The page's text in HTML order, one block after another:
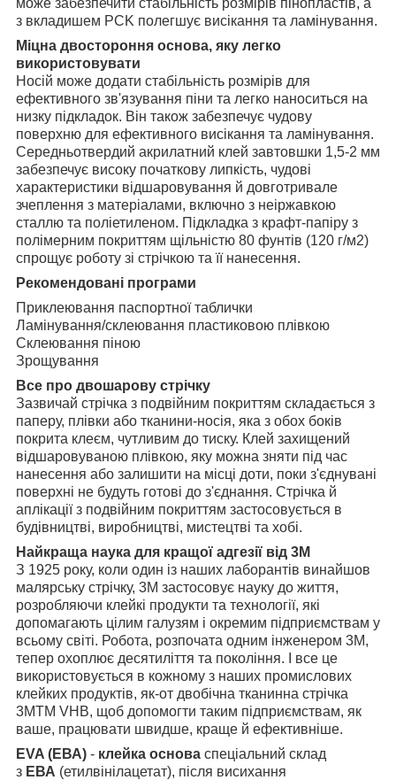
з вкладишем PCK полегшує висікання та ламінування.
Міцна двостороння основа, яку легко
використовувати
Носій може додати стабільність розмірів для
ефективного зв'язування піни та легко наноситься на
низку підкладок. Він також забезпечує чудову
поверхню для ефективного висікання та ламінування.
Середньотвердий акрилатний клей завтовшки 1,5-2 мм
забезпечує високу початкову липкість, чудові
характеристики відшаровування й довготривале
зчеплення з матеріалами, включно з неіржавкою
сталлю та поліетиленом. Підкладка з крафт-папіру з
полімерним покриттям щільністю 80 фунтів (120 г/м2)
спрощує роботу зі стрічкою та її нанесення.
Рекомендовані програми
Приклеювання паспортної таблички
Ламінування/склеювання пластиковою плівкою
Склеювання піною
Зрощування
Все про двошарову стрічку
Зазвичай стрічка з подвійним покриттям складається з
паперу, плівки або тканини-носія, яка з обох боків
покрита клеєм, чутливим до тиску. Клей захищений
відшаровуваною плівкою, яку можна зняти під час
нанесення або залишити на місці доти, поки з'єднувані
поверхні не будуть готові до з'єднання. Стрічка й
аплікації з подвійним покриттям застосовується в
будівництві, виробництві, мистецтві та хобі.
Найкраща наука для кращої адгезії від 3M
З 1925 року, коли один із наших лаборантів винайшов
малярську стрічку, 3M застосовує науку до життя,
розробляючи клейкі продукти та технології, які
допомагають цілим галузям і окремим підприємствам у
всьому світі. Робота, розпочата одним інженером 3М,
тепер охоплює десятиліття та покоління. І все це
використовується в кожному з наших промислових
клейких продуктів, як-от двобічна тканинна стрічка
3MTM VHB, щоб допомогти таким підприємствам, як
ваше, працювати швидше, краще й ефективніше.
EVA (ЕВА) - клейка основа спеціальний склад
з ЕВА (етилвінілацетат), після висихання